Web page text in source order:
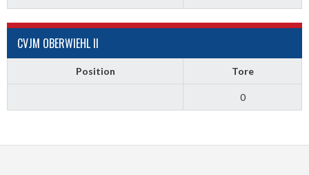
CVJM OBERWIEHL II
Position Tore
0